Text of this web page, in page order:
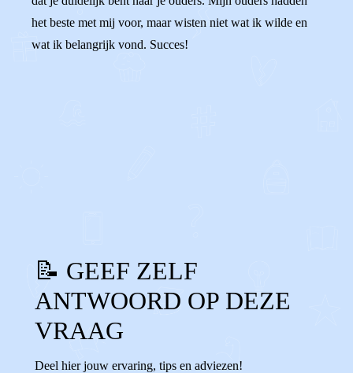
het beste met mij voor, maar wisten niet wat ik wilde en
wat ik belangrijk vond. Succes!
📝 GEEF ZELF
ANTWOORD OP DEZE
VRAAG
Deel hier jouw ervaring, tips en adviezen!